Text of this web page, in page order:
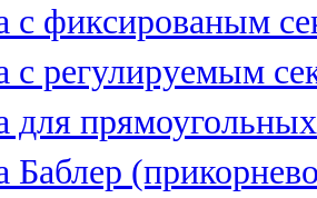
с фиксированым
с регулируемым
для
Баблер